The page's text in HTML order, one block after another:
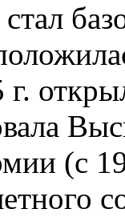
г.
(с